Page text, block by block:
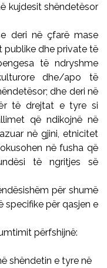
kujdesit shëndetësor
në çfarë mase
publike dhe private të
të ndryshme
dhe/apo të
dhe deri në
të drejtat e tyre si
që ndikojnë në
në gjini, etnicitet
në fusha që
të ngritjes së
për shumë
specifike për qasjen e
përfshijnë:
shëndetin e tyre në